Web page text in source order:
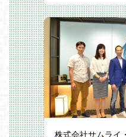
取引先
エクストリームは
力をベースに、大
東京都内の多くの
す。WEBサービ
なプロジェクトに
プにつながります
【取引先例】
・株式会社NTTデ
・SCSK株式会社
・株式会社システナ
・株式会社日本取
・株式会社シャノ
・伊藤忠テクノソ
・社長表彰制度
・図書購入制度
・10xEng(オンラ
・eaTech（テー
【社員同士の交流
・部活動補助金（
スケ部・軽音部な
・社員超会（全社
イベントです！）
・C＆E感謝の集
入社した社員（
ア）を集めて交流
株式会社サムライ